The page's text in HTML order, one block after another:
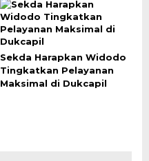
Sekda Harapkan Widodo
Tingkatkan Pelayanan
Maksimal di Dukcapil